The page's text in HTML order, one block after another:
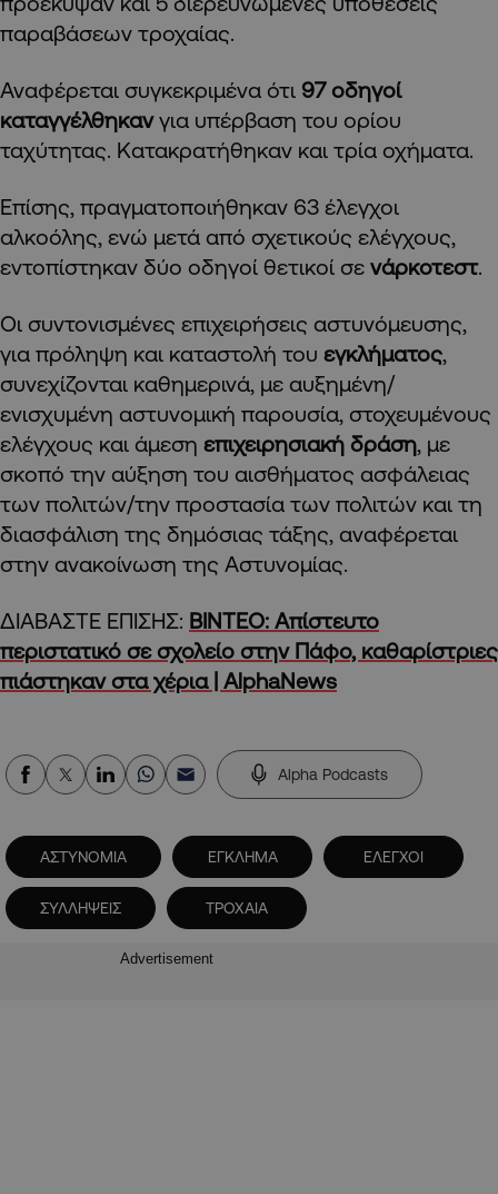
παραβάσεων τροχαίας.
Αναφέρεται συγκεκριμένα ότι 97 οδηγοί
καταγγέλθηκανγια υπέρβαση του ορίου
ταχύτητας. Κατακρατήθηκαν και τρία οχήματα.
Επίσης, πραγματοποιήθηκαν 63 έλεγχοι
αλκοόλης, ενώ μετά από σχετικούς ελέγχους,
εντοπίστηκαν δύο οδηγοί θετικοί σε νάρκοτεστ.
Οι συντονισμένες επιχειρήσεις αστυνόμευσης,
για πρόληψη και καταστολή του εγκλήματος,
συνεχίζονται καθημερινά, με αυξημένη/
ενισχυμένη αστυνομική παρουσία, στοχευμένους
ελέγχους και άμεση επιχειρησιακή δράση, με
σκοπό την αύξηση του αισθήματος ασφάλειας
των πολιτών/την προστασία των πολιτών και τη
διασφάλιση της δημόσιας τάξης, αναφέρεται
στην ανακοίνωση της Αστυνομίας.
ΔΙΑΒΑΣΤΕ ΕΠΙΣΗΣ: ΒΙΝΤΕΟ: Απίστευτο
περιστατικό σε σχολείο στην Πάφο, καθαρίστριες
πιάστηκαν στα χέρια | AlphaNews
Alpha Podcasts
ΑΣΤΥΝΟΜΙΑ ΕΓΚΛΗΜΑ ΕΛΕΓΧΟΙ
ΣΥΛΛΗΨΕΙΣ ΤΡΟΧΑΙΑ
Advertisement